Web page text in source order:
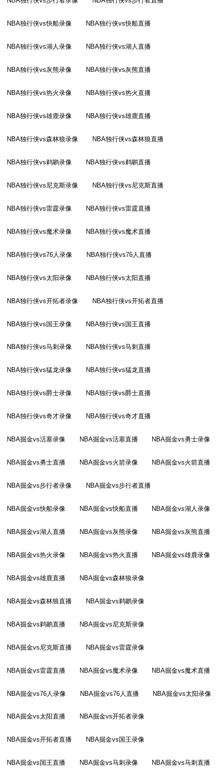
NBA独行侠vs快船录像 NBA独行侠vs快船直播
NBA独行侠vs湖人录像 NBA独行侠vs湖人直播
NBA独行侠vs灰熊录像 NBA独行侠vs灰熊直播
NBA独行侠vs热火录像 NBA独行侠vs热火直播
NBA独行侠vs雄鹿录像 NBA独行侠vs雄鹿直播
NBA独行侠vs森林狼录像 NBA独行侠vs森林狼直播
NBA独行侠vs鹈鹕录像 NBA独行侠vs鹈鹕直播
NBA独行侠vs尼克斯录像 NBA独行侠vs尼克斯直播
NBA独行侠vs雷霆录像 NBA独行侠vs雷霆直播
NBA独行侠vs魔术录像 NBA独行侠vs魔术直播
NBA独行侠vs76人录像 NBA独行侠vs76人直播
NBA独行侠vs太阳录像 NBA独行侠vs太阳直播
NBA独行侠vs开拓者录像 NBA独行侠vs开拓者直播
NBA独行侠vs国王录像 NBA独行侠vs国王直播
NBA独行侠vs马刺录像 NBA独行侠vs马刺直播
NBA独行侠vs猛龙录像 NBA独行侠vs猛龙直播
NBA独行侠vs爵士录像 NBA独行侠vs爵士直播
NBA独行侠vs奇才录像 NBA独行侠vs奇才直播
NBA掘金vs活塞录像 NBA掘金vs活塞直播 NBA掘金vs勇士录像
NBA掘金vs勇士直播 NBA掘金vs火箭录像 NBA掘金vs火箭直播
NBA掘金vs步行者录像 NBA掘金vs步行者直播
NBA掘金vs快船录像 NBA掘金vs快船直播 NBA掘金vs湖人录像
NBA掘金vs湖人直播 NBA掘金vs灰熊录像 NBA掘金vs灰熊直播
NBA掘金vs热火录像 NBA掘金vs热火直播 NBA掘金vs雄鹿录像
NBA掘金vs雄鹿直播 NBA掘金vs森林狼录像
NBA掘金vs森林狼直播 NBA掘金vs鹈鹕录像
NBA掘金vs鹈鹕直播 NBA掘金vs尼克斯录像
NBA掘金vs尼克斯直播 NBA掘金vs雷霆录像
NBA掘金vs雷霆直播 NBA掘金vs魔术录像 NBA掘金vs魔术直播
NBA掘金vs76人录像 NBA掘金vs76人直播 NBA掘金vs太阳录像
NBA掘金vs太阳直播 NBA掘金vs开拓者录像
NBA掘金vs开拓者直播 NBA掘金vs国王录像
NBA掘金vs国王直播 NBA掘金vs马刺录像 NBA掘金vs马刺直播